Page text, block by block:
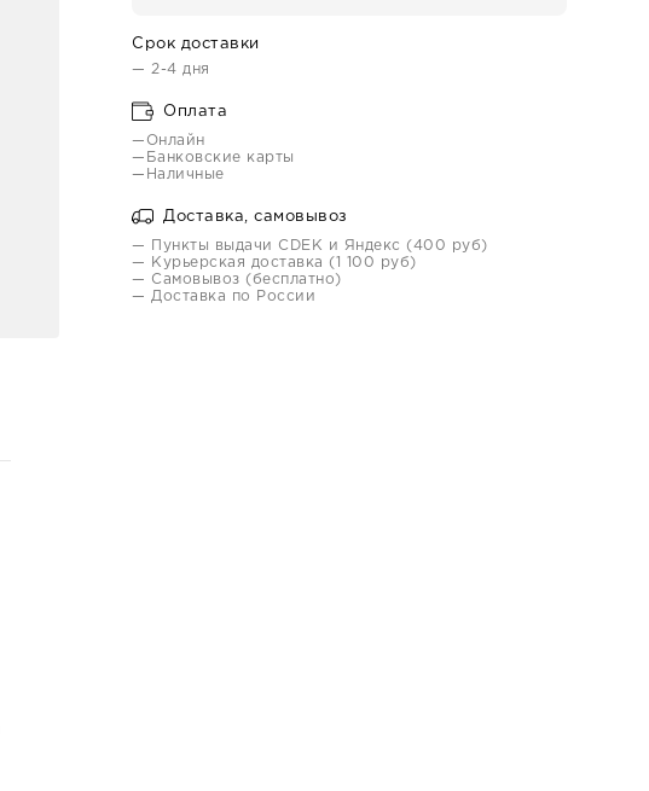
Срок доставки
— 2-4 дня
Оплата
—Онлайн
—Банковские карты
—Наличные
Доставка, самовывоз
— Пункты выдачи CDEK и Яндекс (400 руб)
— Курьерская доставка (1 100 руб)
— Самовывоз (бесплатно)
— Доставка по России